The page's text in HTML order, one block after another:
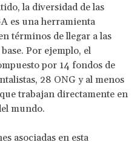
la diversidad de las
es una herramienta
términos de llegar a las
Por ejemplo, el
por 14 fondos de
28 ONG y al menos
trabajan directamente en
mundo.
asociadas en esta